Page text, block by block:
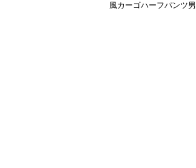
風カーゴハーフパンツ男